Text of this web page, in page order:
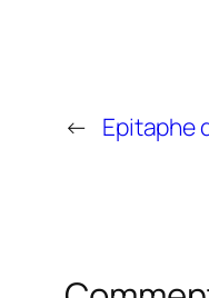
← Epitaphe